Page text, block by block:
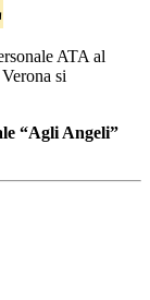
ATA al
si
“Agli Angeli”